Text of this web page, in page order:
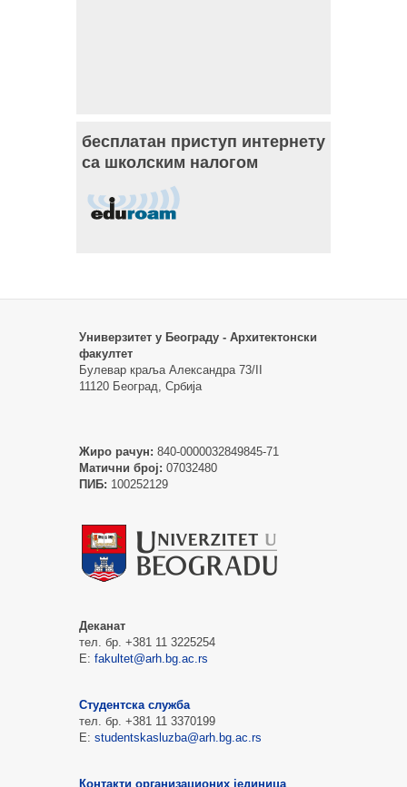
бесплатан приступ интернету
са школским налогом
Универзитет у Београду - Архитектонски
факултет
Булевар краља Александра 73/II
11120 Београд, Србија
Жиро рачун: 840-0000032849845-71
Матични број: 07032480
ПИБ: 100252129
Деканат
тел. бр. +381 11 3225254
Е: fakultet@arh.bg.ac.rs
Студентска служба
тел. бр. +381 11 3370199
Е: studentskasluzba@arh.bg.ac.rs
Контакти организационих јединица